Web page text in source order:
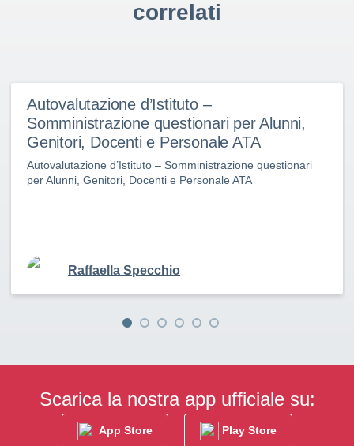
correlati
Autovalutazione d’Istituto –
Somministrazione questionari per Alunni,
Genitori, Docenti e Personale ATA
Autovalutazione d’Istituto – Somministrazione questionari
per Alunni, Genitori, Docenti e Personale ATA
Raffaella Specchio
Scarica la nostra app ufficiale su:
App Store Play Store